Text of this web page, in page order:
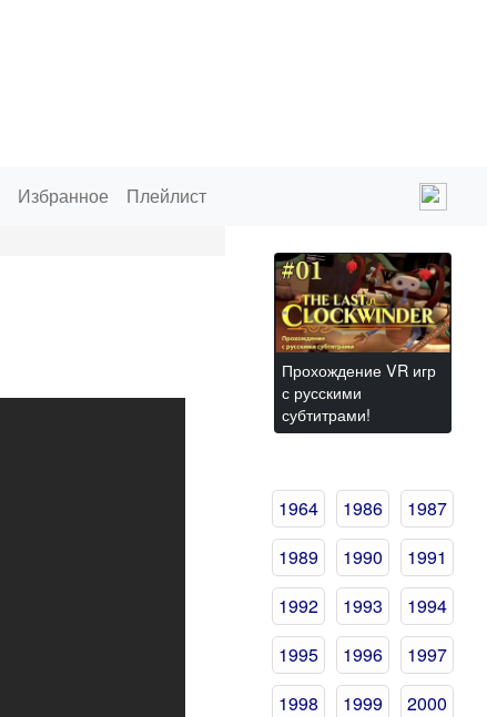
Избранное Плейлист
Прохождение VR игр
с русскими
субтитрами!
1964 1986
1987
1989
1990
1991
1992
1993
1994
1995
1996
1997
1998
1999
2000